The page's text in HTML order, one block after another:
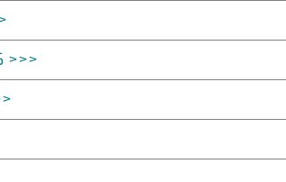
>>>